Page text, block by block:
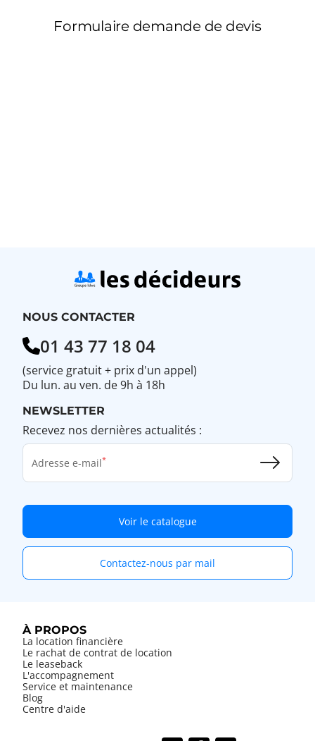
NOUS CONTACTER
01 43 77 18 04
(service gratuit + prix d'un appel)
Du lun. au ven. de 9h à 18h
NEWSLETTER
Recevez nos dernières actualités :
Adresse e-mail
Voir le catalogue
Contactez-nous par mail
À PROPOS
La location financière
Le rachat de contrat de location
Le leaseback
L'accompagnement
Service et maintenance
Blog
Centre d'aide